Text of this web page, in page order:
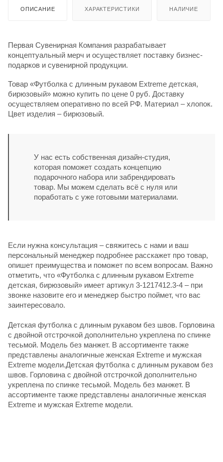
ОПИСАНИЕ ХАРАКТЕРИСТИКИ НАЛИЧИЕ
Первая Сувенирная Компания разрабатывает
концептуальный мерч и осуществляет поставку бизнес-
подарков и сувенирной продукции.
Товар «Футболка с длинным рукавом Extreme детская,
бирюзовый» можно купить по цене 0 руб. Доставку
осуществляем оперативно по всей РФ. Материал – хлопок.
Цвет изделия – бирюзовый.
У нас есть собственная дизайн-студия,
которая поможет создать концепцию
подарочного набора или забрендировать
товар. Мы можем сделать всё с нуля или
поработать с уже готовыми материалами.
Если нужна консультация – свяжитесь с нами и ваш
персональный менеджер подробнее расскажет про товар,
опишет преимущества и поможет по всем вопросам. Важно
отметить, что «Футболка с длинным рукавом Extreme
детская, бирюзовый» имеет артикул 3-1217412.3-4 – при
звонке назовите его и менеджер быстро поймет, что вас
заинтересовало.
Детская футболка с длинным рукавом без швов. Горловина
с двойной отстрочкой дополнительно укреплена по спинке
тесьмой. Модель без манжет. В ассортименте также
представлены аналогичные женская Extreme и мужская
Extreme модели.Детская футболка с длинным рукавом без
швов. Горловина с двойной отстрочкой дополнительно
укреплена по спинке тесьмой. Модель без манжет. В
ассортименте также представлены аналогичные женская
Extreme и мужская Extreme модели.